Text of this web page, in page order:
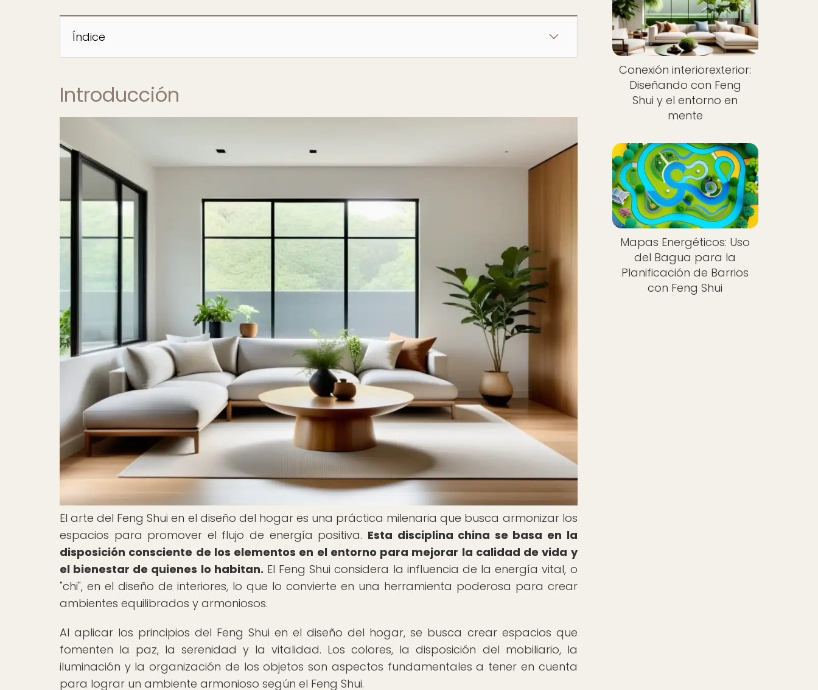
Índice
Introducción
El arte del Feng Shui en el diseño del hogar es una práctica milenaria que busca armonizar los
espacios para promover el flujo de energía positiva. Esta disciplina china se basa en la
disposición consciente de los elementos en el entorno para mejorar la calidad de vida y
el bienestar de quienes lo habitan. El Feng Shui considera la influencia de la energía vital, o
"chi", en el diseño de interiores, lo que lo convierte en una herramienta poderosa para crear
ambientes equilibrados y armoniosos.
Al aplicar los principios del Feng Shui en el diseño del hogar, se busca crear espacios que
fomenten la paz, la serenidad y la vitalidad. Los colores, la disposición del mobiliario, la
iluminación y la organización de los objetos son aspectos fundamentales a tener en cuenta
para lograr un ambiente armonioso según el Feng Shui.
Conexión interiorexterior:
Diseñando con Feng
Shui y el entorno en
mente
Mapas Energéticos: Uso
del Bagua para la
Planificación de Barrios
con Feng Shui